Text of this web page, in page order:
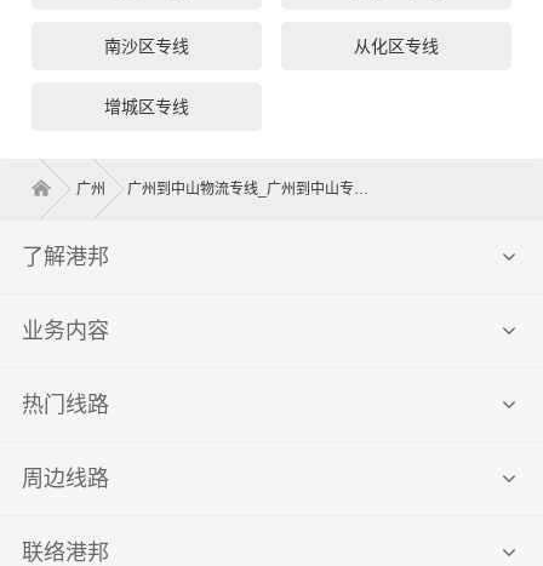
南沙区专线 从化区专线
增城区专线
广州 广州到中山物流专线_广州到中山专线
了解港邦
业务内容
热门线路
周边线路
联络港邦